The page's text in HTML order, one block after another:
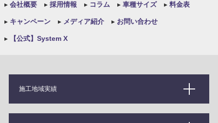
▸会社概要 ▸採用情報 ▸コラム ▸車種サイズ ▸料金表
▸キャンペーン ▸メディア紹介 ▸お問い合わせ
▸【公式】System X
施工地域実績